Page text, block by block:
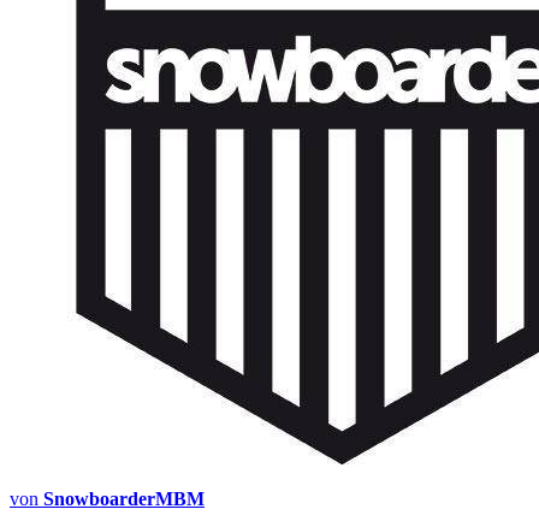
von SnowboarderMBM